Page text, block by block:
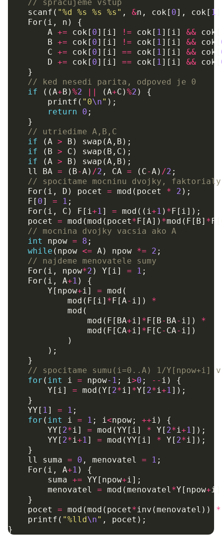
// spracujeme vstup
scanf ( "%d %s %s %s" , &n , cok [ 0], cok [ 1
For ( i , n )
{
A += cok [ 0][ i ] != cok [ 1 ][ i ] && cok
B += cok [ 0][ i ] != cok [ 1 ][ i ] && cok
C += cok [ 0][ i ] == cok [ 1 ][ i ] && cok
D += cok [ 0][ i ] == cok [ 1 ][ i ] && cok
}
// ked nesedi parita, odpoved je 0
if
((A+B )%2 || (A+C )%2 )
{
printf ( "0\n" );
return
0 ;
}
// utriedime A,B,C
if
(A > B ) swap (A , B );
if
( B > C ) swap ( B , C );
if
(A > B ) swap (A , B );
ll
BA = ( B-A ) /2 , CA = ( C-A ) /2 ;
// spocitame mocninu dvojky,
For ( i , D ) pocet = mod ( pocet * 2 );
F [ 0] = 1 ;
For ( i , C ) F [ i +1 ] = mod (( i +1 ) *F [ i ]);
pocet
= mod (mod ( pocet*F [A]) *mod ( F [ B] *F
// mocnina dvojky vacsia ako A
int
npow = 8 ;
while ( npow <= A ) npow *= 2 ;
// najdeme menovatele sumy
For ( i , npow*2 ) Y [ i ] = 1 ;
For ( i , A+1 )
{
Y [ npow+i ] = mod (
mod ( F [ i ] *F [A- i ])
*
mod (
mod ( F [ BA+i ] *F [ B- BA- i ])
*
mod ( F [ CA+i ] *F [ C- CA- i ])
)
);
}
// spocitame sumu(i=0..A) 1/Y[npow+i]
for ( int i = npow-1 ; i >0 ; -- i )
{
Y [ i ] = mod (Y [ 2*i ] *Y [ 2*i +1 ]);
}
YY [ 1 ] = 1 ;
for ( int i = 1 ; i <npow; ++i )
{
YY [ 2*i ] = mod (YY [ i ] * Y [ 2*i +1 ]);
YY [ 2*i +1 ] = mod (YY [ i ] * Y [ 2*i ]);
}
ll
suma = 0 , menovatel = 1 ;
For ( i , A+1 )
{
suma += YY [ npow+i ];
menovatel
= mod (menovatel *Y [ npow+i
}
pocet
= mod (mod ( pocet*inv (menovatel ))
*
printf ( "%lld\n" , pocet );
}